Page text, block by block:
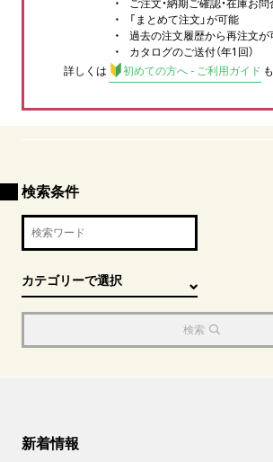
「まとめて注文」が可能
過去の注文履歴から再注文が
カタログのご送付（年1回）
詳しくは
初めての方へ - ご利用ガイド
検索条件
検索
新着情報